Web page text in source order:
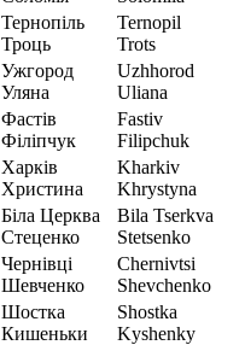
Тернопіль
Троць
Ternopil
Trots
Ужгород
Уляна
Uzhhorod
Uliana
Фастів
Філіпчук
Fastiv
Filipchuk
Харків
Христина
Kharkiv
Khrystyna
Біла Церква
Стеценко
Bila Tserkva
Stetsenko
Чернівці
Шевченко
Chernivtsi
Shevchenko
Шостка
Кишеньки
Shostka
Kyshenky